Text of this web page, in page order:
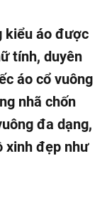
kiểu áo được
tính, duyên
áo cổ vuông
nhã chốn
đa dạng,
xinh đẹp như